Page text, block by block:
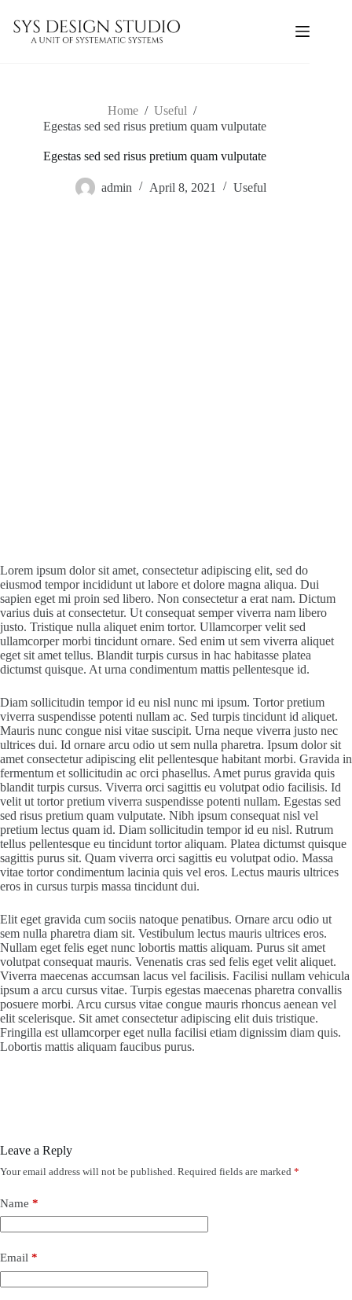
Home / Useful /
Egestas sed sed risus pretium quam vulputate
Egestas sed sed risus pretium quam vulputate
admin April 8, 2021 Useful
Lorem ipsum dolor sit amet, consectetur adipiscing elit, sed do
eiusmod tempor incididunt ut labore et dolore magna aliqua. Dui
sapien eget mi proin sed libero. Non consectetur a erat nam. Dictum
varius duis at consectetur. Ut consequat semper viverra nam libero
justo. Tristique nulla aliquet enim tortor. Ullamcorper velit sed
ullamcorper morbi tincidunt ornare. Sed enim ut sem viverra aliquet
eget sit amet tellus. Blandit turpis cursus in hac habitasse platea
dictumst quisque. At urna condimentum mattis pellentesque id.
Diam sollicitudin tempor id eu nisl nunc mi ipsum. Tortor pretium
viverra suspendisse potenti nullam ac. Sed turpis tincidunt id aliquet.
Mauris nunc congue nisi vitae suscipit. Urna neque viverra justo nec
ultrices dui. Id ornare arcu odio ut sem nulla pharetra. Ipsum dolor sit
amet consectetur adipiscing elit pellentesque habitant morbi. Gravida in
fermentum et sollicitudin ac orci phasellus. Amet purus gravida quis
blandit turpis cursus. Viverra orci sagittis eu volutpat odio facilisis. Id
velit ut tortor pretium viverra suspendisse potenti nullam. Egestas sed
sed risus pretium quam vulputate. Nibh ipsum consequat nisl vel
pretium lectus quam id. Diam sollicitudin tempor id eu nisl. Rutrum
tellus pellentesque eu tincidunt tortor aliquam. Platea dictumst quisque
sagittis purus sit. Quam viverra orci sagittis eu volutpat odio. Massa
vitae tortor condimentum lacinia quis vel eros. Lectus mauris ultrices
eros in cursus turpis massa tincidunt dui.
Elit eget gravida cum sociis natoque penatibus. Ornare arcu odio ut
sem nulla pharetra diam sit. Vestibulum lectus mauris ultrices eros.
Nullam eget felis eget nunc lobortis mattis aliquam. Purus sit amet
volutpat consequat mauris. Venenatis cras sed felis eget velit aliquet.
Viverra maecenas accumsan lacus vel facilisis. Facilisi nullam vehicula
ipsum a arcu cursus vitae. Turpis egestas maecenas pharetra convallis
posuere morbi. Arcu cursus vitae congue mauris rhoncus aenean vel
elit scelerisque. Sit amet consectetur adipiscing elit duis tristique.
Fringilla est ullamcorper eget nulla facilisi etiam dignissim diam quis.
Lobortis mattis aliquam faucibus purus.
Leave a Reply
Your email address will not be published. Required fields are marked *
Name *
Email *